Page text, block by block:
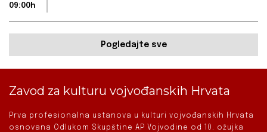
09:00h
Pogledajte sve
Zavod za kulturu vojvođanskih Hrvata
Prva profesionalna ustanova u kulturi vojvođanskih Hrvata
osnovana Odlukom Skupštine AP Vojvodine od 10. ožujka